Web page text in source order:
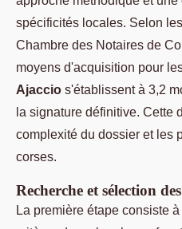
spécificités locales. Selon
Chambre des Notaires de
moyens d'acquisition pour
Ajaccio s'établissent à 3,2
la signature définitive. Cette
complexité du dossier et les
corses.
Recherche et sélection
La première étape consiste